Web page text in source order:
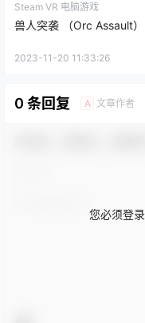
Steam VR 电脑游戏
兽人突袭 （Orc Assault）
2023-11-20 11:33:26
0 条回复 A 文章作者
您必须登